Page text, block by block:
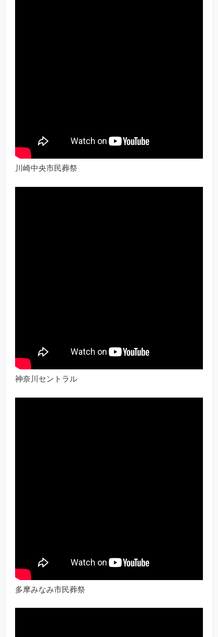
川崎中央市民葬祭
神奈川セントラル
多摩みなみ市民葬祭